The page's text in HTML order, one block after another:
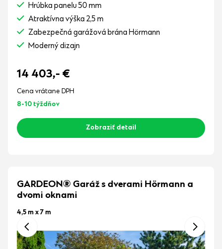
Hrúbka panelu 50 mm
Atraktívna výška 2,5 m
Zabezpečná garážová brána Hörmann
Moderný dizajn
14 403,- €
Cena vrátane DPH
8-10 týždňov
Zobraziť detail
GARDEON® Garáž s dverami Hörmann a
dvomi oknami
4,5 m x 7 m